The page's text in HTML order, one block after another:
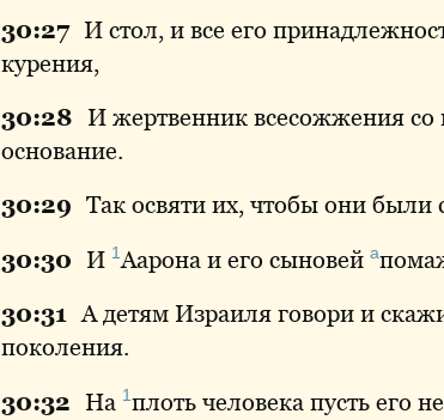
30:27 И стол, и все его
курения,
30:28
И жертвенник всесожжения со
основание.
30:29 Так освяти их, чтобы они были
30:30 И 1Аарона и его сыновей а
30:31 А детям Израиля говори и
поколения.
30:32 На 1плоть человека пусть его